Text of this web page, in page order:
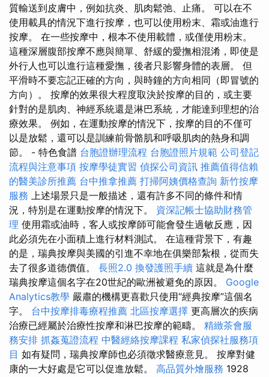
質輸送到皮膚中，例如抗炎、肌肉鬆弛、止痛。 可以在不
使用載具的情況下進行按摩，也可以使用粉末、霜或油進行
按摩。 在一些按摩中，根本不使用載體，或僅使用粉末。
這種深層腹部按摩不應與簡單、舒緩的愛撫相混淆，即使是
外行人也可以進行這種愛撫，後者只影響身體的表層。 但
平滑時不要忘記正確的方向，與時鐘的方向相同（即冒號的
方向）。 按摩的效果很大程度取決於按摩的目的，或主要
針對的是肌肉、神經系統還是淋巴系統，才能達到理想的治
療效果。 例如，在運動按摩的情況下，按摩的目的不僅可
以是放鬆，還可以是訓練前骨骼肌和呼吸肌肉的熱身和調
節。 - 特色食譜 台胞證辦理流程 台胞證照片規範 公司登記
流程與注意事項 按摩學徒實習 偵探公司資訊 推薦值得信賴
的醫美診所推薦 台中推拿推薦 打掃阿姨價格查詢 新竹按摩
服務 上述場景只是一般描述，還有許多不同的條件和情
況，特別是在運動按摩的情況下。 資深記帳士協助財務管
理 使用霜或油時，客人或按摩師可能會發生過敏反應，因
此必須先在小面積上進行材料測試。 在這種背景下，有趣
的是，瑞典按摩與美國的引進不幸地在俱樂部紮根，從而失
去了很多道德價值。 長照2.0 換發護照手續 這就是為什麼
瑞典按摩這個名字在20世紀的歐洲被避免的原因。 Google
Analytics教學 嚴肅的機構更喜歡只使用“經典按摩”這個名
字。 台中按摩排毒療程推薦 北區按摩選擇 更高層次的疾病
治療已經屬於治療性按摩和淋巴按摩的範疇。 精緻茶會服
務安排 抓姦蒐證流程 中醫經絡按摩課程 私家偵探社服務項
目 如有疑問，瑞典按摩師也必須徵求醫療意見。 按摩對健
康的一大好處是它可以促進放鬆。 高品質外燴服務 1928